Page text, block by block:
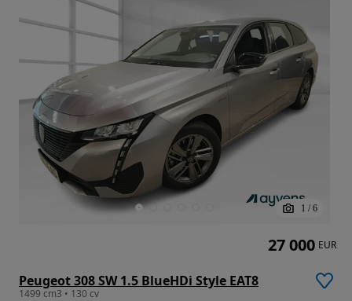
1 / 6
Peugeot 308 SW 1.5 BlueHDi Style EAT8
1499 cm3 • 130 cv
27 000 EUR